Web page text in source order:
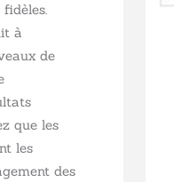
à
de
que les
les
des